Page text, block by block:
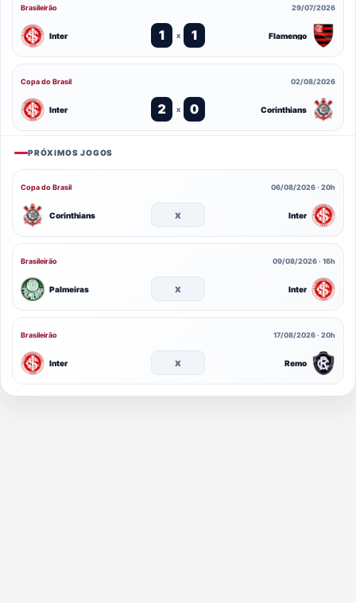
Brasileirão 29/07/2026
Inter 1 x 1 Flamengo
Copa do Brasil 02/08/2026
Inter 2 x 0 Corinthians
PRÓXIMOS JOGOS
Copa do Brasil 06/08/2026 · 20h
Corinthians x Inter
Brasileirão 09/08/2026 · 16h
Palmeiras x Inter
Brasileirão 17/08/2026 · 20h
Inter x Remo